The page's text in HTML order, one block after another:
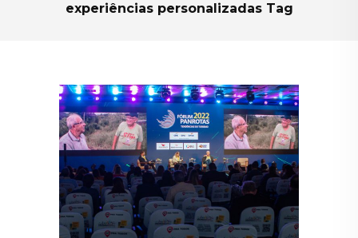
experiências personalizadas Tag